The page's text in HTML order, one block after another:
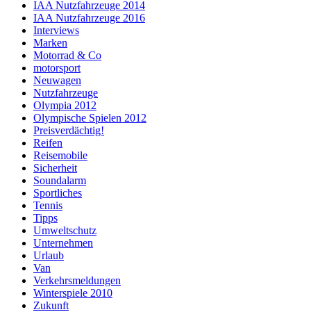
IAA Nutzfahrzeuge 2014
IAA Nutzfahrzeuge 2016
Interviews
Marken
Motorrad & Co
motorsport
Neuwagen
Nutzfahrzeuge
Olympia 2012
Olympische Spielen 2012
Preisverdächtig!
Reifen
Reisemobile
Sicherheit
Soundalarm
Sportliches
Tennis
Tipps
Umweltschutz
Unternehmen
Urlaub
Van
Verkehrsmeldungen
Winterspiele 2010
Zukunft